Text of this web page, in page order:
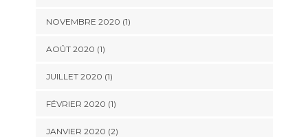
NOVEMBRE 2020 (1)
AOÛT 2020 (1)
JUILLET 2020 (1)
FÉVRIER 2020 (1)
JANVIER 2020 (2)